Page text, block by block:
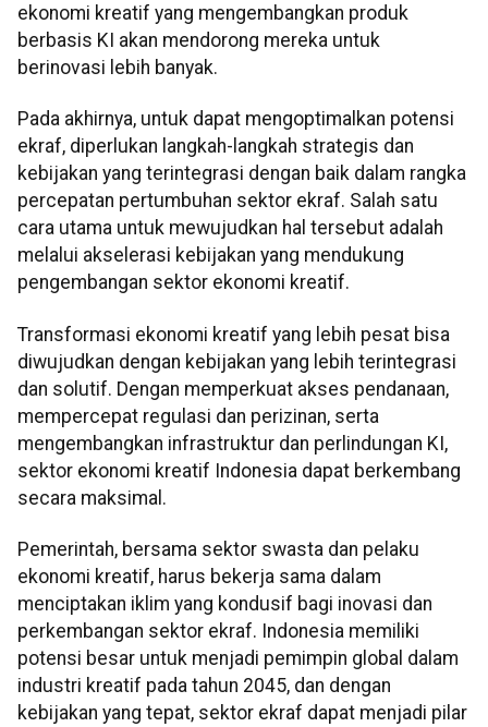
ekonomi kreatif yang mengembangkan produk
berbasis KI akan mendorong mereka untuk
berinovasi lebih banyak.
Pada akhirnya, untuk dapat mengoptimalkan potensi
ekraf, diperlukan langkah-langkah strategis dan
kebijakan yang terintegrasi dengan baik dalam rangka
percepatan pertumbuhan sektor ekraf. Salah satu
cara utama untuk mewujudkan hal tersebut adalah
melalui akselerasi kebijakan yang mendukung
pengembangan sektor ekonomi kreatif.
Transformasi ekonomi kreatif yang lebih pesat bisa
diwujudkan dengan kebijakan yang lebih terintegrasi
dan solutif. Dengan memperkuat akses pendanaan,
mempercepat regulasi dan perizinan, serta
mengembangkan infrastruktur dan perlindungan KI,
sektor ekonomi kreatif Indonesia dapat berkembang
secara maksimal.
Pemerintah, bersama sektor swasta dan pelaku
ekonomi kreatif, harus bekerja sama dalam
menciptakan iklim yang kondusif bagi inovasi dan
perkembangan sektor ekraf. Indonesia memiliki
potensi besar untuk menjadi pemimpin global dalam
industri kreatif pada tahun 2045, dan dengan
kebijakan yang tepat, sektor ekraf dapat menjadi pilar